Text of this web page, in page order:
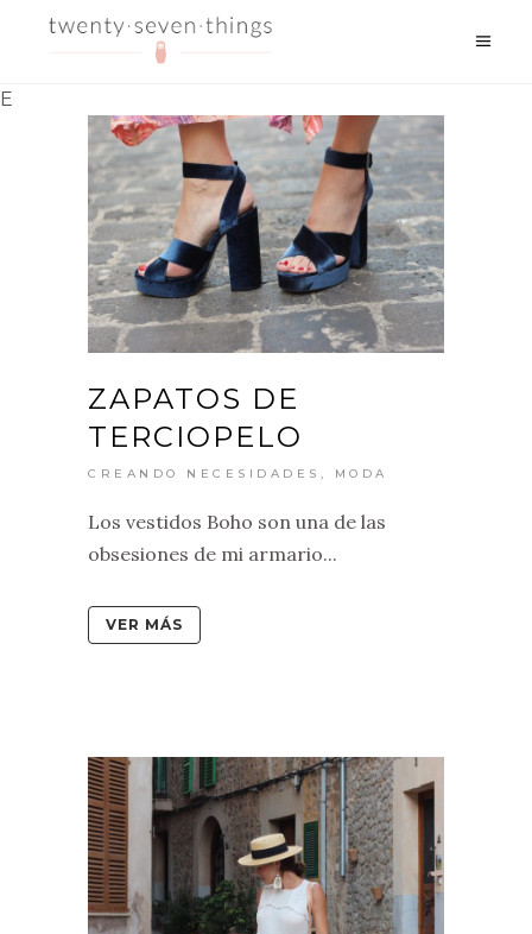
E
ZAPATOS DE
TERCIOPELO
CREANDO NECESIDADES , MODA
Los vestidos Boho son una de las
obsesiones de mi armario...
VER MÁS